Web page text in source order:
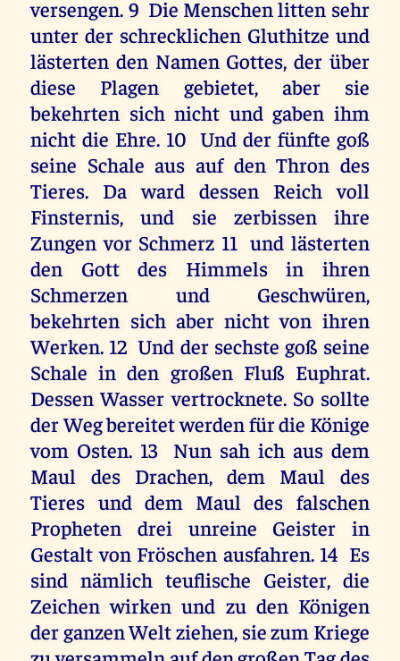
versengen. 9 Die Menschen litten sehr
unter der schrecklichen Gluthitze und
lästerten den Namen Gottes, der über
diese Plagen gebietet, aber sie
bekehrten sich nicht und gaben ihm
nicht die Ehre. 10 Und der fünfte goß
seine Schale aus auf den Thron des
Tieres. Da ward dessen Reich voll
Finsternis, und sie zerbissen ihre
Zungen vor Schmerz 11 und lästerten
den Gott des Himmels in ihren
Schmerzen und Geschwüren,
bekehrten sich aber nicht von ihren
Werken. 12 Und der sechste goß seine
Schale in den großen Fluß Euphrat.
Dessen Wasser vertrocknete. So sollte
der Weg bereitet werden für die Könige
vom Osten. 13 Nun sah ich aus dem
Maul des Drachen, dem Maul des
Tieres und dem Maul des falschen
Propheten drei unreine Geister in
Gestalt von Fröschen ausfahren. 14 Es
sind nämlich teuflische Geister, die
Zeichen wirken und zu den Königen
der ganzen Welt ziehen, sie zum Kriege